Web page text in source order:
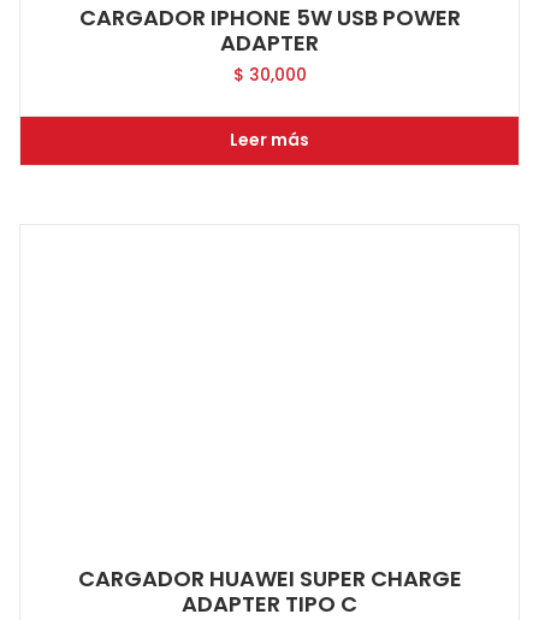
CARGADOR IPHONE 5W USB POWER
ADAPTER
$ 30,000
Leer más
CARGADOR HUAWEI SUPER CHARGE
ADAPTER TIPO C